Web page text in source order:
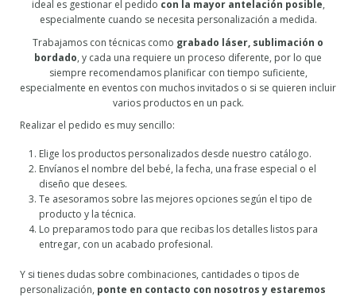
ideal es gestionar el pedido con la mayor antelación posible,
especialmente cuando se necesita personalización a medida.
Trabajamos con técnicas como grabado láser, sublimación o
bordado, y cada una requiere un proceso diferente, por lo que
siempre recomendamos planificar con tiempo suficiente,
especialmente en eventos con muchos invitados o si se quieren incluir
varios productos en un pack.
Realizar el pedido es muy sencillo:
Elige los productos personalizados desde nuestro catálogo.
Envíanos el nombre del bebé, la fecha, una frase especial o el
diseño que desees.
Te asesoramos sobre las mejores opciones según el tipo de
producto y la técnica.
Lo preparamos todo para que recibas los detalles listos para
entregar, con un acabado profesional.
Y si tienes dudas sobre combinaciones, cantidades o tipos de
personalización, ponte en contacto con nosotros y estaremos